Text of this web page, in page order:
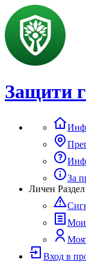
Защити
За
Личен Раздел
Вход в